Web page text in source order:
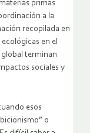
primas
a la
recopilada en
en el
terminan
sociales y
esos
o